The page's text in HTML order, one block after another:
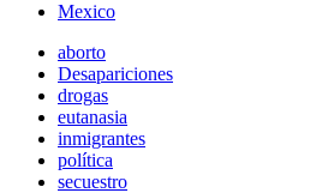
Mexico
aborto
Desapariciones
drogas
eutanasia
inmigrantes
política
secuestro